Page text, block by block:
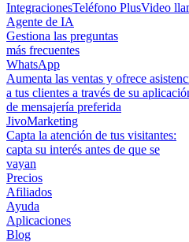
IntegracionesTeléfono PlusVideo
Agente de IA
Gestiona las preguntas
más frecuentes
WhatsApp
Aumenta las ventas y ofrece
a tus clientes a través de su
de mensajería preferida
JivoMarketing
Capta la atención de tus visitantes:
capta su interés antes de que se
vayan
Precios
Afiliados
Ayuda
Aplicaciones
Blog